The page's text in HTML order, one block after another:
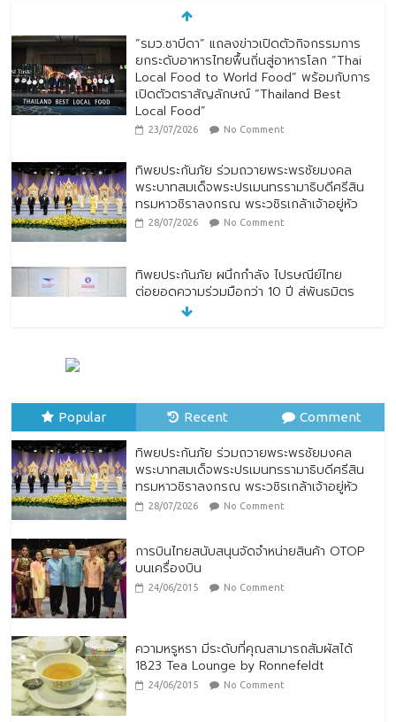
ทิพยประกันภัย ร่วมถวายพระพรชัยมงคล
พระบาทสมเด็จพระปรเมนทรรามาธิบดีศรีสิน
ทรมหาวชิราลงกรณ พระวชิรเกล้าเจ้าอยู่หัว
28/07/2026 No Comment
ต่อยอดความร่วมมือกว่า 10 ปี สู่พันธมิตร
เชิงกลยุทธ์ ยกระดับบริการดิจิทัลและการเข้า
ถึงประกันภัยเพื่อประชาชน
28/07/2026 No Comment
24/07/2026 No Comment
เปิดตัวตราสัญลักษณ์ “Thailand Best
Local Food”
23/07/2026 No Comment
Popular Recent Comment
ทิพยประกันภัย ร่วมถวายพระพรชัยมงคล
พระบาทสมเด็จพระปรเมนทรรามาธิบดีศรีสิน
ทรมหาวชิราลงกรณ พระวชิรเกล้าเจ้าอยู่หัว
28/07/2026 No Comment
การบินไทยสนับสนุนจัดจำหน่ายสินค้า OTOP
บนเครื่องบิน
24/06/2015 No Comment
ความหรูหรา มีระดับที่คุณสามารถสัมผัสได้
1823 Tea Lounge by Ronnefeldt
24/06/2015 No Comment